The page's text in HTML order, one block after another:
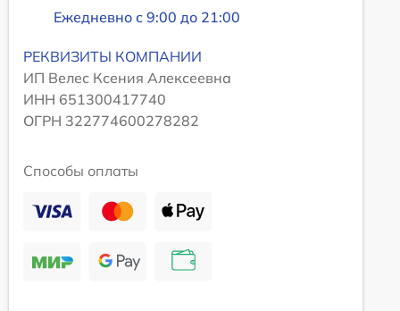
Ежедневно с 9:00 до 21:00
РЕКВИЗИТЫ КОМПАНИИ
ИП Велес Ксения Алексеевна
ИНН 651300417740
ОГРН 322774600278282
Способы оплаты